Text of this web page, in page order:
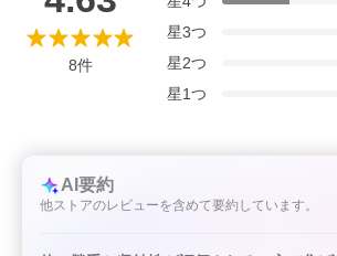
8件
星3つ
星2つ
星1つ
AI要約
他ストアのレビューを含めて要約しています。